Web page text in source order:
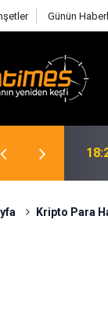
Günün
Kripto Para